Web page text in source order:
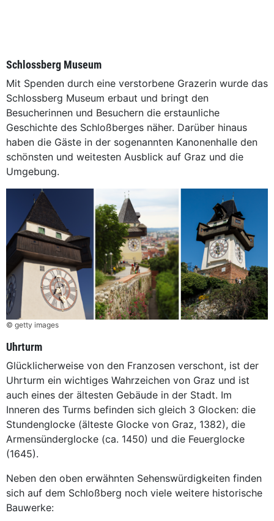
Schlossberg Museum
Mit Spenden durch eine verstorbene Grazerin wurde das
Schlossberg Museum erbaut und bringt den
Besucherinnen und Besuchern die erstaunliche
Geschichte des Schloßberges näher. Darüber hinaus
haben die Gäste in der sogenannten Kanonenhalle den
schönsten und weitesten Ausblick auf Graz und die
Umgebung.
© getty images
Uhrturm
Glücklicherweise von den Franzosen verschont, ist der
Uhrturm ein wichtiges Wahrzeichen von Graz und ist
auch eines der ältesten Gebäude in der Stadt. Im
Inneren des Turms befinden sich gleich 3 Glocken: die
Stundenglocke (älteste Glocke von Graz, 1382), die
Armensünderglocke (ca. 1450) und die Feuerglocke
(1645).
Neben den oben erwähnten Sehenswürdigkeiten finden
sich auf dem Schloßberg noch viele weitere historische
Bauwerke: